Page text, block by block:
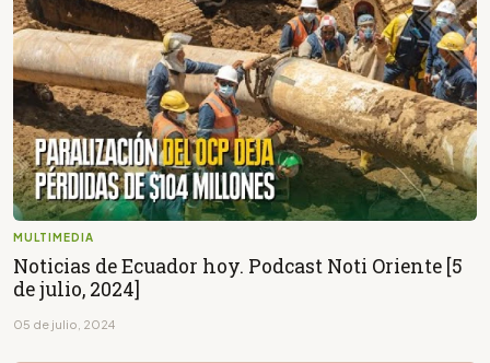
MULTIMEDIA
Noticias de Ecuador hoy. Podcast Noti Oriente [5
de julio, 2024]
05 de julio, 2024
tasa minera que rige en
Ecuador?